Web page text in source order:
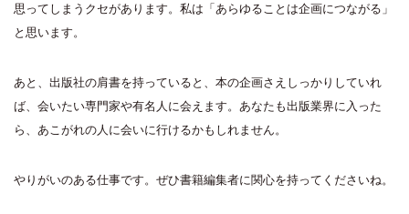
思ってしまうクセがあります。私は「あらゆることは企画につながる」
と思います。
あと、出版社の肩書を持っていると、本の企画さえしっかりしていれ
ば、会いたい専門家や有名人に会えます。あなたも出版業界に入った
ら、あこがれの人に会いに行けるかもしれません。
やりがいのある仕事です。ぜひ書籍編集者に関心を持ってくださいね。